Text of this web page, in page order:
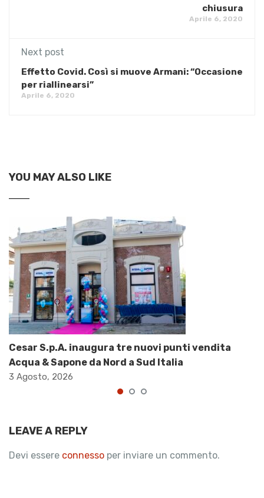
chiusura
Aprile 6, 2020
Next post
Effetto Covid. Così si muove Armani: “Occasione
per riallinearsi”
Aprile 6, 2020
YOU MAY ALSO LIKE
Cesar S.p.A. inaugura tre nuovi punti vendita
Acqua & Sapone da Nord a Sud Italia
3 Agosto, 2026
LEAVE A REPLY
Devi essere connesso per inviare un commento.